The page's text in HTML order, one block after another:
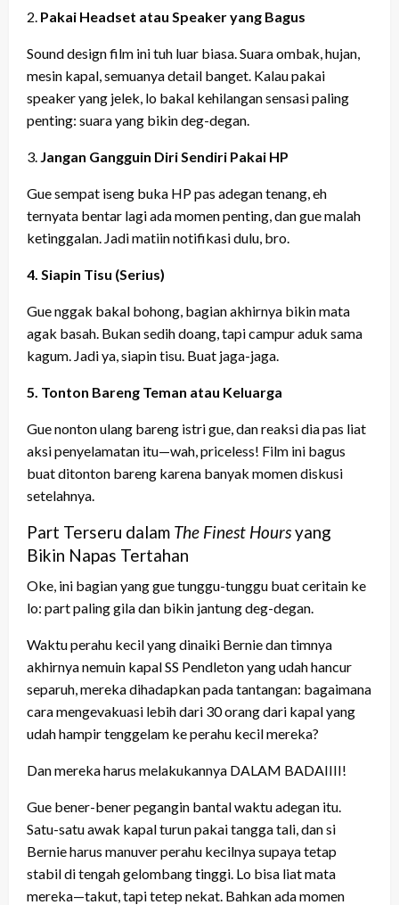
2. Pakai Headset atau Speaker yang Bagus
Sound design film ini tuh luar biasa. Suara ombak, hujan,
mesin kapal, semuanya detail banget. Kalau pakai
speaker yang jelek, lo bakal kehilangan sensasi paling
penting: suara yang bikin deg-degan.
3. Jangan Gangguin Diri Sendiri Pakai HP
Gue sempat iseng buka HP pas adegan tenang, eh
ternyata bentar lagi ada momen penting, dan gue malah
ketinggalan. Jadi matiin notifikasi dulu, bro.
4. Siapin Tisu (Serius)
Gue nggak bakal bohong, bagian akhirnya bikin mata
agak basah. Bukan sedih doang, tapi campur aduk sama
kagum. Jadi ya, siapin tisu. Buat jaga-jaga.
5. Tonton Bareng Teman atau Keluarga
Gue nonton ulang bareng istri gue, dan reaksi dia pas liat
aksi penyelamatan itu—wah, priceless! Film ini bagus
buat ditonton bareng karena banyak momen diskusi
setelahnya.
Part Terseru dalam The Finest Hoursyang
Bikin Napas Tertahan
Oke, ini bagian yang gue tunggu-tunggu buat ceritain ke
lo: part paling gila dan bikin jantung deg-degan.
Waktu perahu kecil yang dinaiki Bernie dan timnya
akhirnya nemuin kapal SS Pendleton yang udah hancur
separuh, mereka dihadapkan pada tantangan: bagaimana
cara mengevakuasi lebih dari 30 orang dari kapal yang
udah hampir tenggelam ke perahu kecil mereka?
Dan mereka harus melakukannya DALAM BADAIIII!
Gue bener-bener pegangin bantal waktu adegan itu.
Satu-satu awak kapal turun pakai tangga tali, dan si
Bernie harus manuver perahu kecilnya supaya tetap
stabil di tengah gelombang tinggi. Lo bisa liat mata
mereka—takut, tapi tetep nekat. Bahkan ada momen